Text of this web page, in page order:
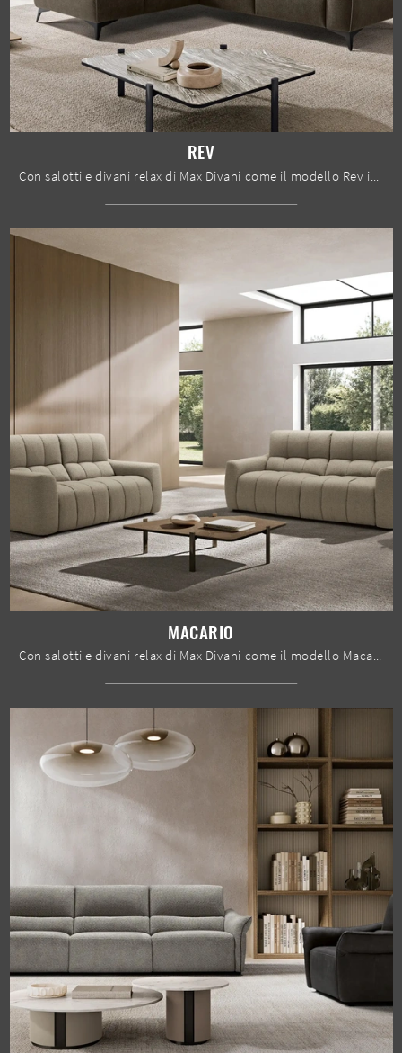
REV
MACARIO
Con salotti e divani relax di Max Divani come il modello Macario in tessuto, potrai completare il tuo concept d'arredo.